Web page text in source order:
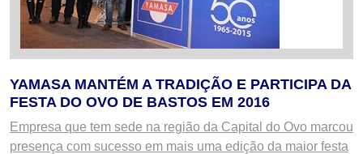
YAMASA MANTÉM A TRADIÇÃO E PARTICIPA DA
FESTA DO OVO DE BASTOS EM 2016
Empresa que tem sede na região da Capital do Ovo marcou
presença com sucesso em mais uma edição da maior festa